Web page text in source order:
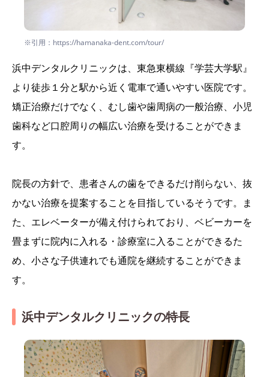
※引用：https://hamanaka-dent.com/tour/
浜中デンタルクリニックは、東急東横線『学芸大学駅』
より徒歩１分と駅から近く電車で通いやすい医院です。
矯正治療だけでなく、むし歯や歯周病の一般治療、小児
歯科など口腔周りの幅広い治療を受けることができま
す。
院長の方針で、患者さんの歯をできるだけ削らない、抜
かない治療を提案することを目指しているそうです。ま
た、エレベーターが備え付けられており、ベビーカーを
畳まずに院内に入れる・診療室に入ることができるた
め、小さな子供連れでも通院を継続することができま
す。
浜中デンタルクリニックの特長